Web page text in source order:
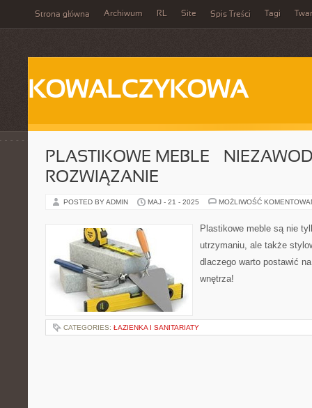
Strona główna Archiwum RL Site Spis Treści Tagi
KOWALCZYKOWA
PLASTIKOWE MEBLE –
ROZWIĄZANIE
POSTED BY ADMIN MAJ - 21 - 2025 MOŻLIWOŚĆ
Plastikowe meble są nie
utrzymaniu, ale także
dlaczego warto postawić
wnętrza!
CATEGORIES: ŁAZIENKA I SANITARIATY